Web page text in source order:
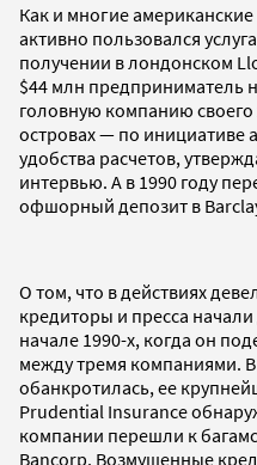
Как и многие
активно пользовался
получении в лондонском
$44 млн предприниматель
головную компанию
островах — по инициативе
удобства расчетов,
интервью. А в 1990 году
офшорный депозит в
О том, что в действиях
кредиторы и пресса
начале 1990-х, когда он
между тремя компаниями. В
обанкротилась, ее
Prudential Insurance
компании перешли к
Bancorp. Возмущенные